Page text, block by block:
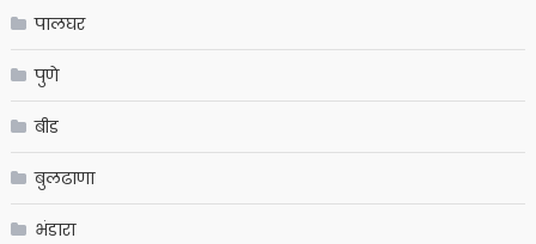
पालघर
पुणे
बीड
बुलढाणा
भंडारा